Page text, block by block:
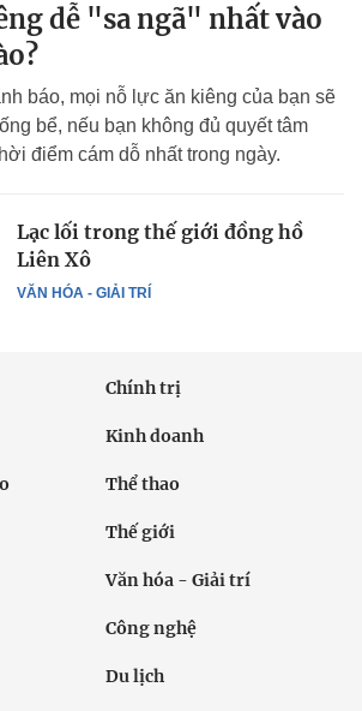
dễ "sa ngã" nhất vào
báo, mọi nỗ lực ăn kiêng của bạn sẽ
bể, nếu bạn không đủ quyết tâm
điểm cám dỗ nhất trong ngày.
VĂN HÓA - GIẢI TRÍ
Lạc lối trong thế giới đồng hồ
Liên Xô
Chính trị
Kinh doanh
Thể thao
Thế giới
Văn hóa - Giải trí
Công nghệ
Du lịch